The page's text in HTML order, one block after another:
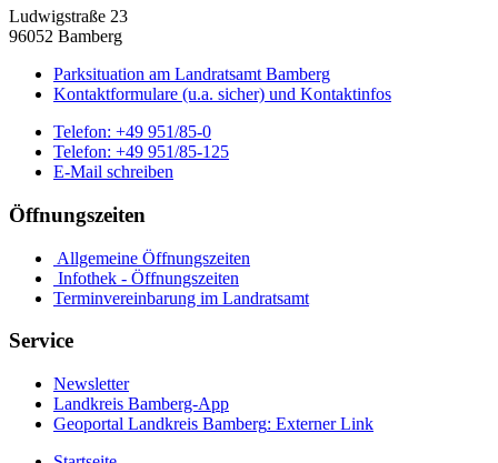
Ludwigstraße 23
96052 Bamberg
Parksituation am Landratsamt Bamberg
Kontaktformulare (u.a. sicher) und Kontaktinfos
Telefon: +49 951/85-0
Telefon: +49 951/85-125
E-Mail schreiben
Öffnungszeiten
Allgemeine Öffnungszeiten
Infothek - Öffnungszeiten
Terminvereinbarung im Landratsamt
Service
Newsletter
Landkreis Bamberg-App
Geoportal Landkreis Bamberg: Externer Link